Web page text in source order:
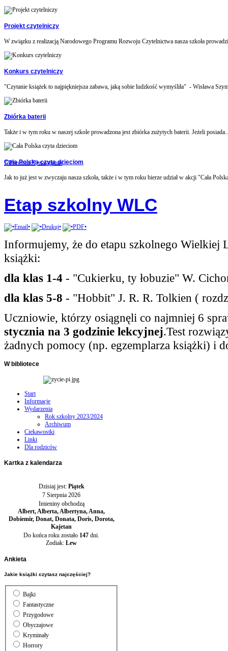
Projekt czytelniczy
W związku z realizacją Narodowego Programu Rozwoju Czytelnictwa nasza szkoła
Konkurs czytelniczy
"Czytanie książek to najpiękniejsza zabawa, jaką sobie ludzkość wymyśliła" - Wisława
Zbiórka baterii
Także i w tym roku w naszej szkole prowadzona jest zbiórka zużytych baterii. Jeżeli
Cała Polska czyta dzieciom
Jak to już jest w zwyczaju nasza szkoła, także i w tym roku bierze udział w akcji "Cała
??Previous?? •następna•
Etap szkolny WLC
Informujemy, że do etapu szkolnego Wielkiej
książki:
dla klas 1-4 - "Cukierku, ty łobuzie" W.
dla klas 5-8 - "Hobbit" J. R. R. Tolkien (
Uczniowie, którzy osiągnęli co najmniej 6
stycznia na 3 godzinie lekcyjnej.Test
żadnych pomocy (np. egzemplarza książki) i
Wbibliotece
Start
Informacje
Wydarzenia
Rok szkolny 2023/2024
Archiwum
Ciekawostki
Linki
Dla rodziców
Kartka z kalendarza
Dzisiaj jest: Piątek
7 Sierpnia 2026
Imieniny obchodzą
Albert, Alberta, Albertyna, Anna,
Dobiemir, Donat, Donata, Doris, Dorota,
Kajetan
Do końca roku zostało 147 dni.
Zodiak: Lew
Ankieta
Jakie książki czytasz najczęściej?
Bajki
Fantastyczne
Przygodowe
Obyczajowe
Kryminały
Horrory